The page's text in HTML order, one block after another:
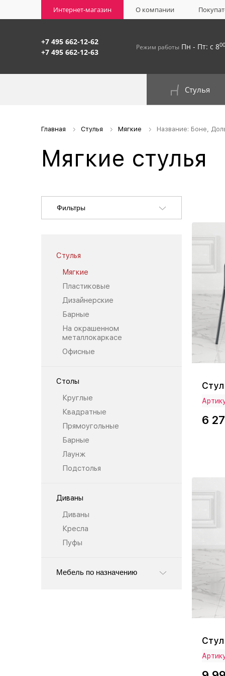
Интернет-магазин О компании
+7 495 662-12-62
+7 495 662-12-63
Режим работы Пн - Пт: с 8
Стулья
Главная Стулья Мягкие Название: Боне,
Мягкие стулья
Фильтры
Стулья
Мягкие
Пластиковые
Дизайнерские
Барные
На окрашенном
металлокаркасе
Офисные
Столы
Круглые
Квадратные
Прямоугольные
Барные
Лаунж
Подстолья
Диваны
Диваны
Кресла
Пуфы
Мебель по назначению
6